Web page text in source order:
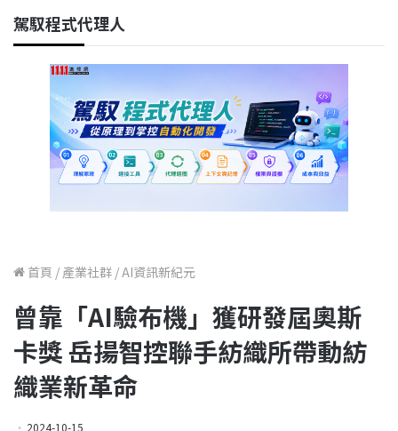
駕馭程式代理人